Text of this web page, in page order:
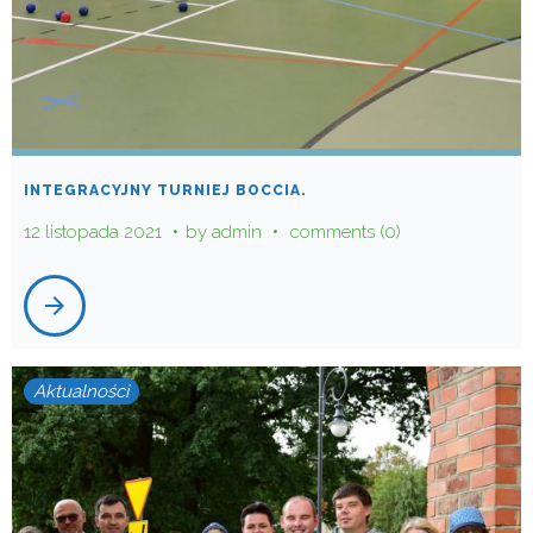
INTEGRACYJNY TURNIEJ BOCCIA.
12 listopada 2021 by admin comments (0)
arrow_forward
Aktualności